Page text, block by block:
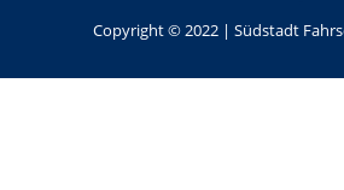
Copyright © 2022 | Südstadt